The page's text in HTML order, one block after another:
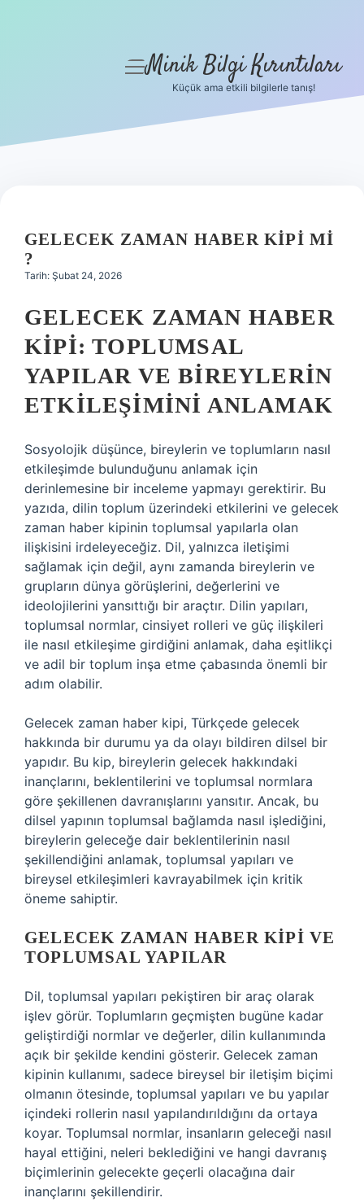
Hakkımızda
menüyü
Minik Bilgi Kırıntıları
Küçük ama etkili bilgilerle tanış!
GELECEK ZAMAN HABER KIPI MI
?
Tarih: Şubat 24, 2026
GELECEK ZAMAN HABER
KIPI: TOPLUMSAL
YAPILAR VE BIREYLERIN
ETKILEŞIMINI ANLAMAK
Sosyolojik düşünce, bireylerin ve toplumların nasıl
etkileşimde bulunduğunu anlamak için
derinlemesine bir inceleme yapmayı gerektirir. Bu
yazıda, dilin toplum üzerindeki etkilerini ve gelecek
zaman haber kipinin toplumsal yapılarla olan
ilişkisini irdeleyeceğiz. Dil, yalnızca iletişimi
sağlamak için değil, aynı zamanda bireylerin ve
grupların dünya görüşlerini, değerlerini ve
ideolojilerini yansıttığı bir araçtır. Dilin yapıları,
toplumsal normlar, cinsiyet rolleri ve güç ilişkileri
ile nasıl etkileşime girdiğini anlamak, daha eşitlikçi
ve adil bir toplum inşa etme çabasında önemli bir
adım olabilir.
Gelecek zaman haber kipi, Türkçede gelecek
hakkında bir durumu ya da olayı bildiren dilsel bir
yapıdır. Bu kip, bireylerin gelecek hakkındaki
inançlarını, beklentilerini ve toplumsal normlara
göre şekillenen davranışlarını yansıtır. Ancak, bu
dilsel yapının toplumsal bağlamda nasıl işlediğini,
bireylerin geleceğe dair beklentilerinin nasıl
şekillendiğini anlamak, toplumsal yapıları ve
bireysel etkileşimleri kavrayabilmek için kritik
öneme sahiptir.
GELECEK ZAMAN HABER KIPI VE
TOPLUMSAL YAPILAR
Dil, toplumsal yapıları pekiştiren bir araç olarak
işlev görür. Toplumların geçmişten bugüne kadar
geliştirdiği normlar ve değerler, dilin kullanımında
açık bir şekilde kendini gösterir. Gelecek zaman
kipinin kullanımı, sadece bireysel bir iletişim biçimi
olmanın ötesinde, toplumsal yapıları ve bu yapılar
içindeki rollerin nasıl yapılandırıldığını da ortaya
koyar. Toplumsal normlar, insanların geleceği nasıl
hayal ettiğini, neleri beklediğini ve hangi davranış
biçimlerinin gelecekte geçerli olacağına dair
inançlarını şekillendirir.